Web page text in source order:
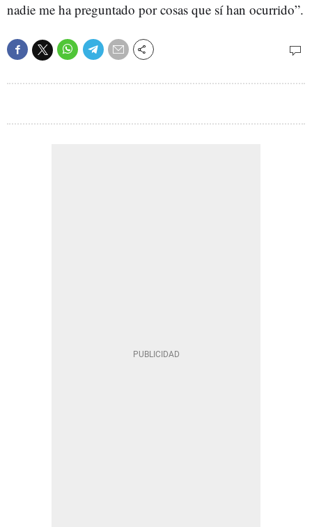
nadie me ha preguntado por cosas que sí han ocurrido”.